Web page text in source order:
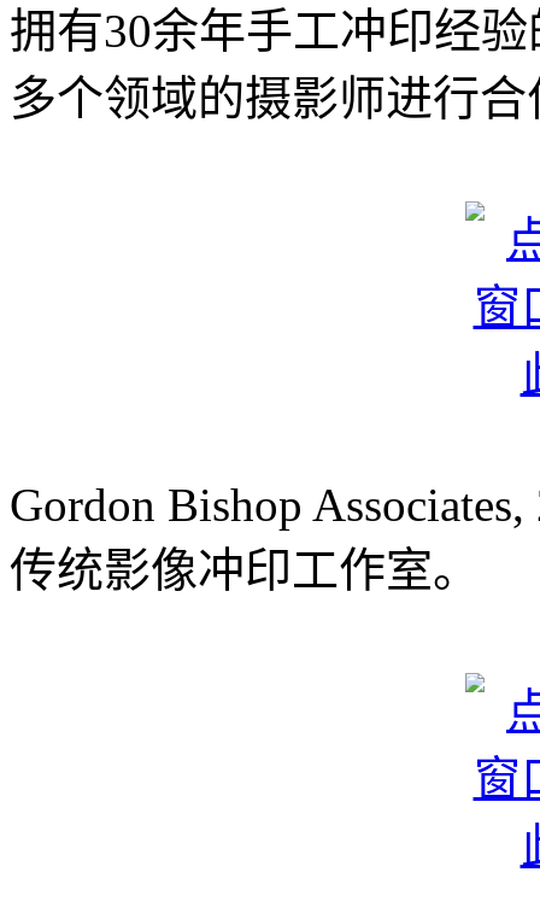
拥有30余年手工冲印经
多个领域的摄影师进行合
Gordon Bishop
传统影像冲印工作室。